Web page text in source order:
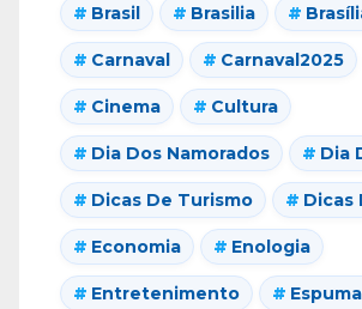
Brasil Brasilia
Carnaval Carnaval2025
Cinema Cultura
Dia Dos Namorados Dia
Dicas De Turismo Dicas
Economia Enologia
Entretenimento